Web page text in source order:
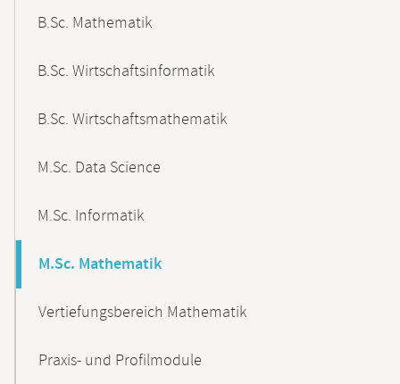
B.Sc. Mathematik
B.Sc. Wirtschaftsinformatik
B.Sc. Wirtschaftsmathematik
M.Sc. Data Science
M.Sc. Informatik
M.Sc. Mathematik
Vertiefungsbereich Mathematik
Praxis- und Profilmodule